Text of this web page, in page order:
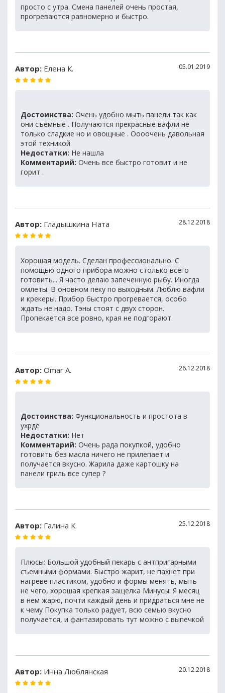
просто с утра. Смена панелей очень простая,
прогреваются равномерно и быстро.
Автор: Елена К. 05.01.2019
Достоинства: Очень удобно мыть панели так как
они съемные . Получаются прекрасные вафли не
только сладкие но и овощные . Оооочень давольная
этой техникой
Недостатки: Не нашла
Комментарий: Очень все быстро готовит и не
горит .
Автор: Гладышкина Ната 28.12.2018
Хорошая модель. Сделан профессионально. С
помощью одного прибора можно столько всего
готовить... Я часто делаю запеченную рыбу. Иногда
омлеты. В оновном пеку по выходным. Люблю вафли
и крекеры. Прибор быстро прогревается, особо
ждать не надо. Тэны стоят с двух сторон.
Пропекается все ровно, края не подгорают.
Автор: Omar А. 26.12.2018
Достоинства: Функциональность и простота в
ухрде
Недостатки: Нет
Комментарий: Очень рада покупкой, удобно
готовить без масла ничего не прилепает и
получается вкусно. Жарила даже картошку на
панели гриль все супер ?
Автор: Галина К. 25.12.2018
Плюсы: Большой удобный пекарь с антпригарными
съемными формами. Быстро жарит, не пахнет при
нагреве пластиком, удобно и формы менять, мыть
не чего, хорошая крепкая защелка Минусы: Я месяц
в нем жарю, почти каждый день и придраться мне не
к чему Покупка только радует, всю семью вкусно
получается, и фантазировать тут можно с выпечкой
Автор: Инна Люблянская 20.12.2018